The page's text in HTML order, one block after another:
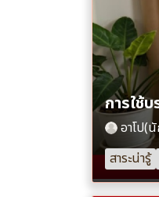
การใช้
อาโป(
สาระน่ารู้